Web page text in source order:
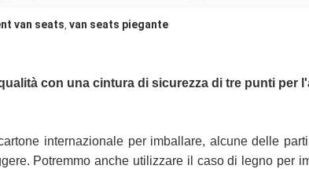
van seats, van seats piegante
con una cintura di sicurezza di tre punti per
internazionale per imballare, alcune delle
Potremmo anche utilizzare il caso di legno per